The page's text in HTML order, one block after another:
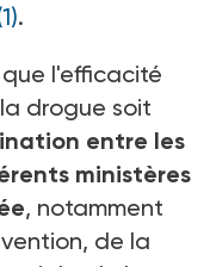
.
que l'efficacité
drogue soit
entre les
ministères
, notamment
de la